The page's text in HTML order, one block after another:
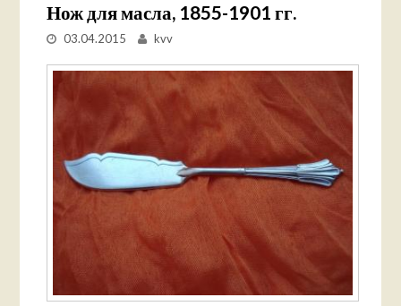
Нож для масла, 1855-1901 гг.
03.04.2015 kvv